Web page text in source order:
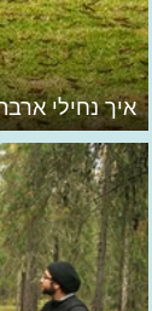
איך נחילי